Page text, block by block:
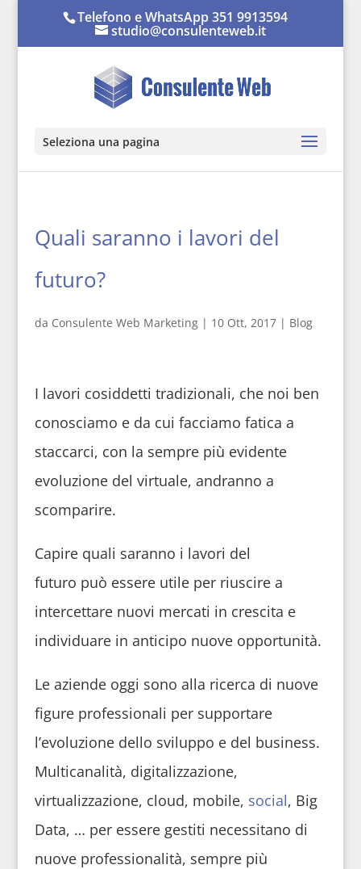
Telefono e WhatsApp 351 9913594
studio@consulenteweb.it
Seleziona una pagina
Quali saranno i lavori del
futuro?
da Consulente Web Marketing| 10 Ott, 2017| Blog
I lavori cosiddetti tradizionali, che noi ben
conosciamo e da cui facciamo fatica a
staccarci, con la sempre più evidente
evoluzione del virtuale, andranno a
scomparire.
Capire quali saranno i lavori del
futuro può essere utile per riuscire a
intercettare nuovi mercati in crescita e
individuare in anticipo nuove opportunità.
Le aziende oggi sono alla ricerca di nuove
figure professionali per supportare
l’evoluzione dello sviluppo e del business.
Multicanalità, digitalizzazione,
virtualizzazione, cloud, mobile, social, Big
Data, … per essere gestiti necessitano di
nuove professionalità, sempre più